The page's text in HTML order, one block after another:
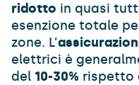
ridotto in quasi
esenzione totale
zone. L’
elettrici è
del 10-30% rispetto